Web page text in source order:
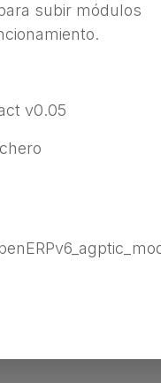
subir módulos
v0.05